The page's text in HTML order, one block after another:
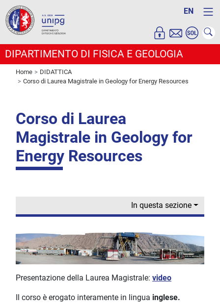
EN
DIPARTIMENTO DI FISICA E GEOLOGIA
Home
DIDATTICA
Corso di Laurea Magistrale in Geology for Energy Resources
Corso di Laurea
Magistrale in Geology for
Energy Resources
In questa sezione
Presentazione della Laurea Magistrale: video
Il corso è erogato interamente in lingua inglese.